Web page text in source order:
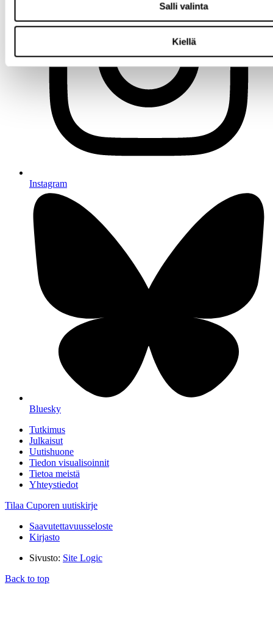
Salli valinta
Kiellä
Instagram
Bluesky
Tutkimus
Julkaisut
Uutishuone
Tiedon visualisoinnit
Tietoa meistä
Yhteystiedot
Tilaa Cuporen uutiskirje
Saavutettavuusseloste
Kirjasto
Sivusto: Site Logic
Back to top